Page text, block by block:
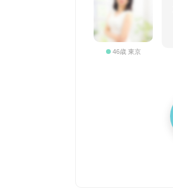
46歳 東京